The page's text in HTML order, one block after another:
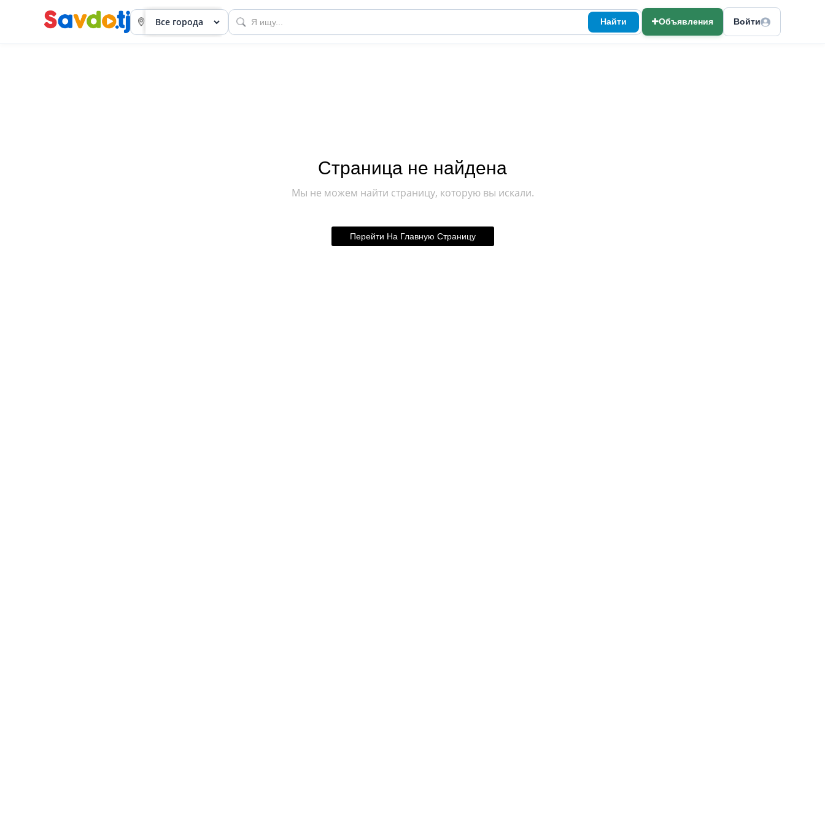
Найти Объявления Войти
Страница не найдена
Мы не можем найти страницу, которую вы искали.
Перейти На Главную Страницу